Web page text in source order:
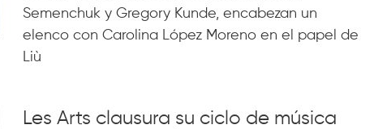
Semenchuk y Gregory Kunde, encabezan un
elenco con Carolina López Moreno en el papel de
Liù
Les Arts clausura su ciclo de música